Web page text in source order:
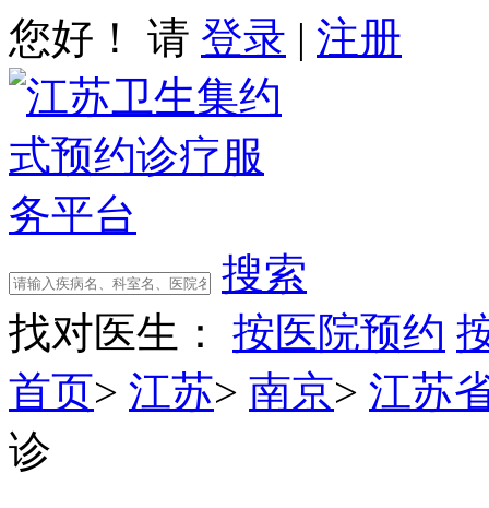
您好！ 请 登录 | 注册
搜索
找对医生：
按医院预约
首页> 江苏> 南京> 江苏
诊